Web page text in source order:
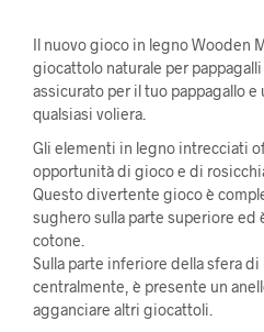
Il nuovo gioco in legno Wooden
giocattolo naturale per
assicurato per il tuo pappagallo e
qualsiasi voliera.
Gli elementi in legno intrecciati
opportunità di gioco e di
Questo divertente gioco è
sughero sulla parte superiore ed
cotone.
Sulla parte inferiore della sfera
centralmente, è presente un
agganciare altri giocattoli.